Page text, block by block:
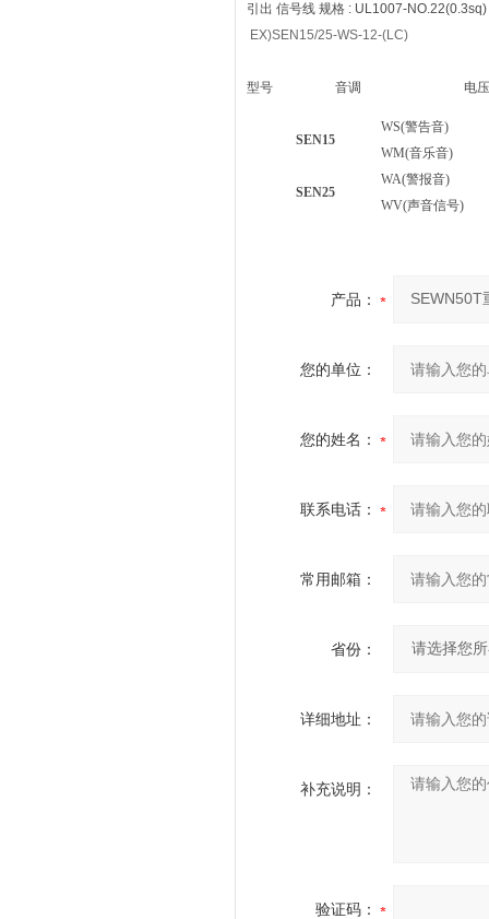
引出 信号线 规格 : UL1007-
EX)SEN15/25-WS-12-(LC)
型号 音调 电压
SEN15
SEN25
WS(警告音)
WM(音乐音)
WA(警报音)
WV(声音信号)
产品：
您的单位：
您的姓名：
联系电话：
常用邮箱：
省份：
详细地址：
补充说明：
验证码：